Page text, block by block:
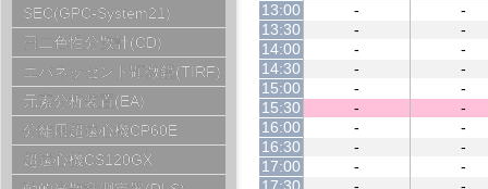
SEC(GPC-System21)
円二色性分散計(CD)
エバネッセント顕微鏡(TIRF)
元素分析装置(EA)
分離用超遠心機CP60E
超遠心機CS120GX
13:00
-
-
13:30
-
-
14:00
-
-
14:30
-
-
15:00
-
-
15:30
-
-
16:00
-
-
16:30
-
-
17:00
-
-
17:30
-
-